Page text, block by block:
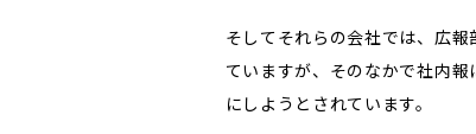
そしてそれらの会社では、広
ていますが、そのなかで社内
にしようとされています。